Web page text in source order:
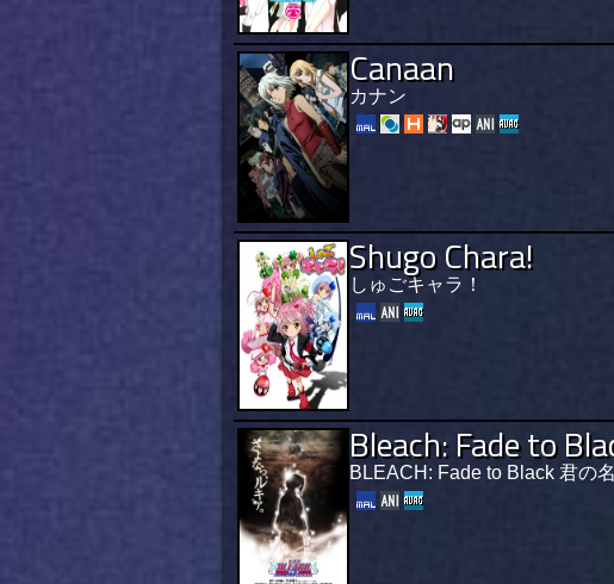
Canaan
カナン
Shugo Chara!
しゅごキャラ！
Bleach: Fade to
BLEACH: Fade to Black 君の